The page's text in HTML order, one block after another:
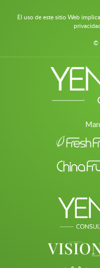
El uso de este sitio Web
©